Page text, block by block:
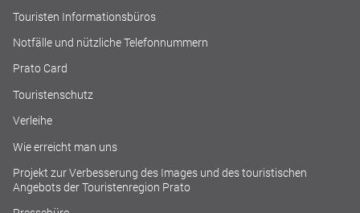
Touristen Informationsbüros
Notfälle und nützliche Telefonnummern
Prato Card
Touristenschutz
Verleihe
Wie erreicht man uns
Projekt zur Verbesserung des Images und des touristischen
Angebots der Touristenregion Prato